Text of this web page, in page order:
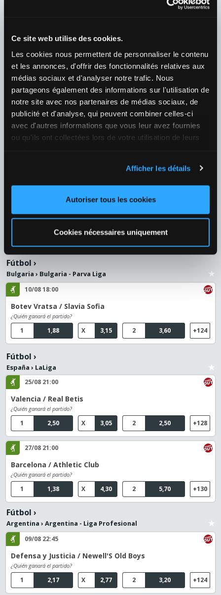
Ce site web utilise des cookies.
Les cookies nous permettent de personnaliser le contenu
et les annonces, d'offrir des fonctionnalités relatives aux
médias sociaux et d'analyser notre trafic. Nous
partageons également des informations sur l'utilisation de
notre site avec nos partenaires de médias sociaux, de
publicité et d'analyse, qui peuvent combiner celles-ci
avec d'autres informations que vous leur avez fournies
ou qu'ils ont collectées lors de votre utilisation de leurs
Afficher les détails
Autoriser tous les cookies
Cookies nécessaires uniquement
08/08 00:40
Philadelphia Phillies / Toronto Blue Jays
¿Quién ganará el partido? (extra inning incluido)
1,41
1 2,52
Tenis ›
ATP›ATP 1000 - Montreal Dobles
4,20 +10
Heliovaara H / Patten H / Goransson A / Ruud C
Fútbol ›
Bulgaria › Bulgaria - Parva Liga
10/08 18:00
Botev Vratsa / Slavia Sofia
¿Quién ganará el partido?
1,88
1 3,15
X 3,60
2 +124
Fútbol ›
España › LaLiga
25/08 21:00
Valencia / Real Betis
¿Quién ganará el partido?
2,50
1 3,05
X 2,50
2 +128
27/08 21:00
Barcelona / Athletic Club
¿Quién ganará el partido?
1,38
1 4,30
X 5,70
2 +130
Fútbol ›
Argentina › Argentina - Liga Profesional
09/08 22:45
Defensa y Justicia / Newell'S Old Boys
¿Quién ganará el partido?
2,17
1 2,77
X 3,20
2 +124